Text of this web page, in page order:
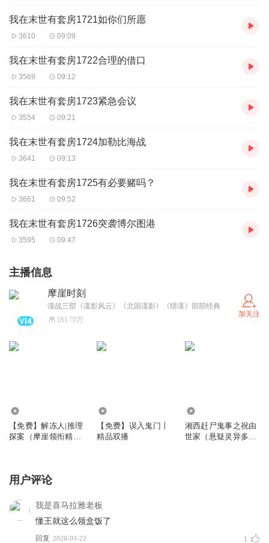
我在末世有套房1721如你们所愿
3610 09:09
我在末世有套房1722合理的借口
3569 09:12
我在末世有套房1723紧急会议
3554 09:21
我在末世有套房1724加勒比海战
3641 09:13
我在末世有套房1725有必要赌吗？
3661 09:52
我在末世有套房1726突袭博尔图港
3595 09:47
主播信息
摩崖时刻
谍战三部《谍影风云》《北国谍影》《猎谍》部部经典
183.70万
加关注
【免费】解冻人|推理
探案（摩崖领衔精品
【免费】误入鬼门丨
精品双播
湘西赶尸鬼事之祝由
世家（悬疑灵异多人
用户评论
我是喜马拉雅老板
懂王就这么领盒饭了
回复 2026-03-22 1